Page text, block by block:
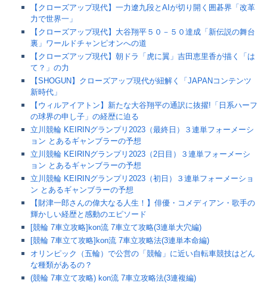
【クローズアップ現代】一力遼九段とAIが切り開く囲碁界「改革
力で世界一」
【クローズアップ現代】大谷翔平５０－５０達成「新伝説の舞台
裏」ワールドチャンピオンへの道
【クローズアップ現代】朝ドラ「虎に翼」吉田恵里香が描く「は
て？」の力
【SHOGUN】クローズアップ現代が紐解く「JAPANコンテンツ
新時代」
【ウィルアイアトン】新たな大谷翔平の通訳に抜擢!「日系ハーフ
の球界の申し子」の経歴に迫る
立川競輪 KEIRINグランプリ2023（最終日）３連単フォーメーシ
ョン とあるギャンブラーの予想
立川競輪 KEIRINグランプリ2023（2日目）３連単フォーメーシ
ョン とあるギャンブラーの予想
立川競輪 KEIRINグランプリ2023（初日）３連単フォーメーショ
ン とあるギャンブラーの予想
【財津一郎さんの偉大なる人生！】俳優・コメディアン・歌手の
輝かしい経歴と感動のエピソード
[競輪 7車立攻略]kon流 7車立て攻略(3連単大穴編)
[競輪 7車立て攻略]kon流 7車立攻略法(3連単本命編)
オリンピック（五輪）で公営の「競輪」に近い自転車競技はどん
な種類があるの？
(競輪 7車立て攻略) kon流 7車立攻略法(3連複編)